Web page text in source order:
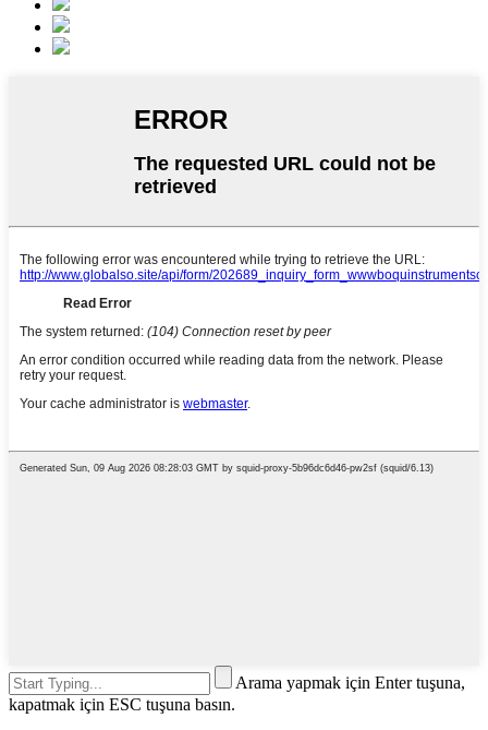
Arama yapmak için Enter tuşuna,
kapatmak için ESC tuşuna basın.